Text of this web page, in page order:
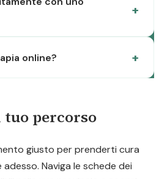
online?
percorso
giusto per prenderti cura
Naviga le schede dei